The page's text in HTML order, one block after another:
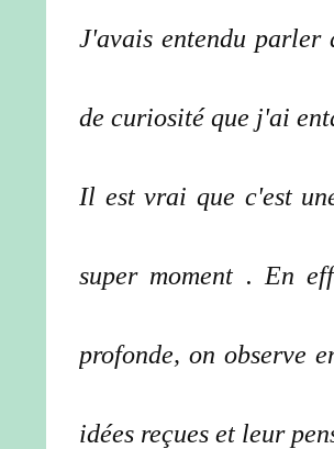
J'avais entendu parler
de curiosité que j'ai
Il est vrai que c'est
super moment . En
profonde, on observe
idées reçues et leur